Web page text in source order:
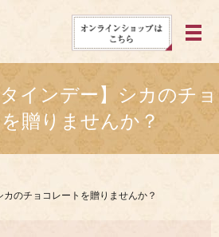
メ
タインデー】シカのチョ
贈りませんか？
カのチョコレートを贈りませんか？